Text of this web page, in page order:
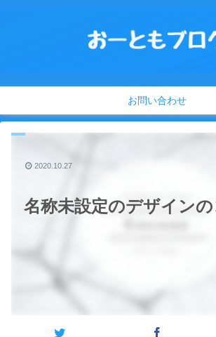
お問い合わせ
名称未設定のデザイン
2020.10.27